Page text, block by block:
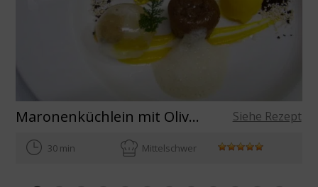
Maronenküchlein mit Olivenöl aus Spanien Siehe Rezept
30 min Mittelschwer